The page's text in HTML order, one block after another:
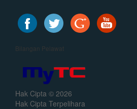
Bilangan Pelawat
Hak Cipta © 2026
Hak Cipta Terpelihara